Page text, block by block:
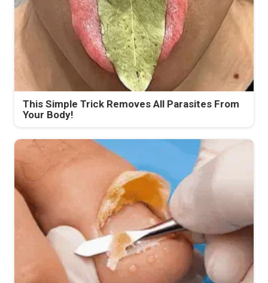
This Simple Trick Removes All Parasites From
Your Body!